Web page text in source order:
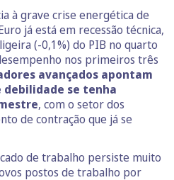
à grave crise energética de
já está em recessão técnica,
(-0,1%) do PIB no quarto
nos primeiros três
avançados apontam
debilidade se tenha
, com o setor dos
de contração que já se
de trabalho persiste muito
postos de trabalho por